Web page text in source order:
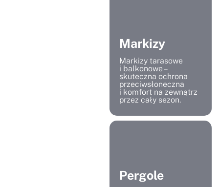
Markizy
Markizy tarasowe
i balkonowe –
skuteczna ochrona
przeciwsłoneczna
i komfort na zewnątrz
przez cały sezon.
Pergole